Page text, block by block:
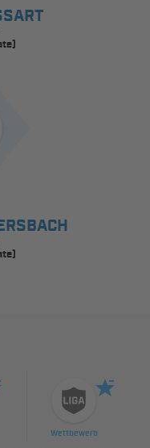
Wettbewerb